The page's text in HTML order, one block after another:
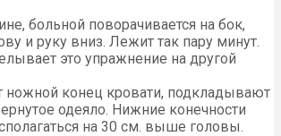
больной поворачивается на бок,
и руку вниз. Лежит так пару минут.
это упражнение на другой
конец кровати, подкладывают
одеяло. Нижние конечности
на 30 см. выше головы.